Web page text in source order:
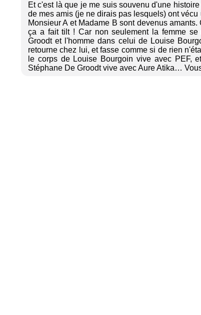
Et c'est là que je me suis souvenu d'une
de mes amis (je ne dirais pas lesquels) ont
Monsieur A et Madame B sont devenus
ça a fait tilt ! Car non seulement la femme
Groodt et l'homme dans celui de Louise
retourne chez lui, et fasse comme si de rien
le corps de Louise Bourgoin vive avec PEF,
Stéphane De Groodt vive avec Aure Atika…